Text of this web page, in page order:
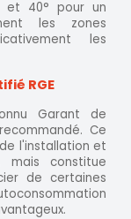
et 40° pour un
les zones
les
RGE
Garant de
Ce
l'installation et
constitue
de certaines